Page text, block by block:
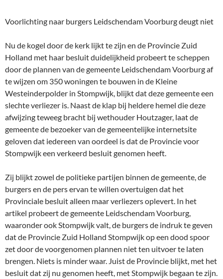
Voorlichting naar burgers Leidschendam Voorburg deugt niet
Nu de kogel door de kerk lijkt te zijn en de Provincie Zuid
Holland met haar besluit duidelijkheid probeert te scheppen
door de plannen van de gemeente Leidschendam Voorburg af
te wijzen om 350 woningen te bouwen in de Kleine
Westeinderpolder in Stompwijk, blijkt dat deze gemeente een
slechte verliezer is. Naast de klap bij heldere hemel die deze
afwijzing teweeg bracht bij wethouder Houtzager, laat de
gemeente de bezoeker van de gemeentelijke internetsite
geloven dat iedereen van oordeel is dat de Provincie voor
Stompwijk een verkeerd besluit genomen heeft.
Zij blijkt zowel de politieke partijen binnen de gemeente, de
burgers en de pers ervan te willen overtuigen dat het
Provinciale besluit alleen maar verliezers oplevert. In het
artikel probeert de gemeente Leidschendam Voorburg,
waaronder ook Stompwijk valt, de burgers de indruk te geven
dat de Provincie Zuid Holland Stompwijk op een dood spoor
zet door de voorgenomen plannen niet ten uitvoer te laten
brengen. Niets is minder waar. Juist de Provincie blijkt, met het
besluit dat zij nu genomen heeft, met Stompwijk begaan te zijn.